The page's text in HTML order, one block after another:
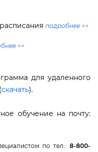
подробнее >>
>>
для удаленного
(скачать).
обучение на почту:
по тел.: 8-800-